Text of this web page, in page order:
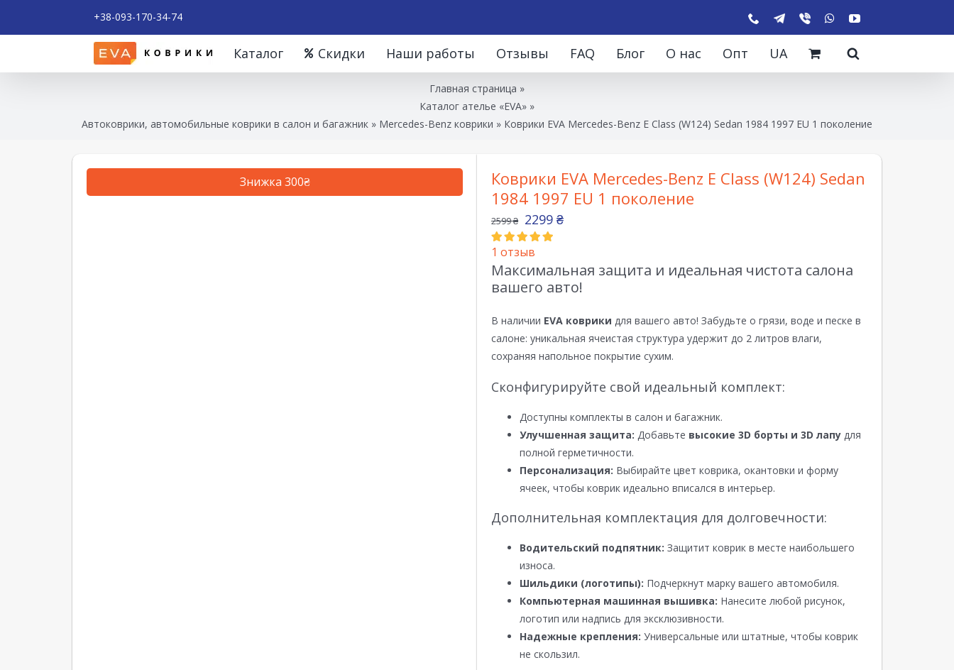
+38-093-170-34-74
Каталог Скидки Наши работы Отзывы FAQ Блог О нас Опт UA
Главная страница »
Каталог ателье «EVA» »
Автоковрики, автомобильные коврики в салон и багажник » Mercedes-Benz коврики » Коврики EVA Mercedes-Benz E Class (W124) Sedan 1984 1997 EU 1 поколение
Знижка 300₴
Коврики EVA Mercedes-Benz E Class (W124) Sedan
1984 1997 EU 1 поколение
2599₴ 2299 ₴
1 отзыв
Максимальная защита и идеальная чистота салона
вашего авто!
В наличии EVA коврики для вашего авто! Забудьте о грязи, воде и песке в
салоне: уникальная ячеистая структура удержит до 2 литров влаги,
сохраняя напольное покрытие сухим.
Сконфигурируйте свой идеальный комплект:
Доступны комплекты в салон и багажник.
Улучшенная защита: Добавьте высокие 3D борты и 3D лапу для
полной герметичности.
Персонализация: Выбирайте цвет коврика, окантовки и форму
ячеек, чтобы коврик идеально вписался в интерьер.
Дополнительная комплектация для долговечности:
Водительский подпятник: Защитит коврик в месте наибольшего
износа.
Шильдики (логотипы): Подчеркнут марку вашего автомобиля.
Компьютерная машинная вышивка: Нанесите любой рисунок,
логотип или надпись для эксклюзивности.
Надежные крепления: Универсальные или штатные, чтобы коврик
не скользил.